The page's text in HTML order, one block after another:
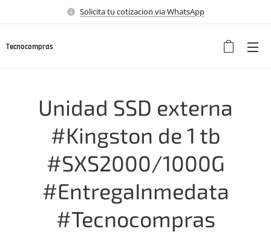
Solicita tu cotizacion via WhatsApp
Tecnocompras
Unidad SSD externa
#Kingston de 1 tb
#SXS2000/1000G
#EntregaInmedata
#Tecnocompras